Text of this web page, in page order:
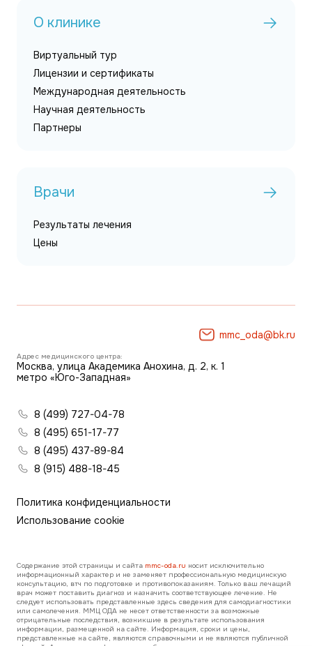
О клинике
Виртуальный тур
Лицензии и сертификаты
Международная деятельность
Научная деятельность
Партнеры
Врачи
Результаты лечения
Цены
Адрес медицинского центра:
Москва, улица Академика Анохина, д. 2, к. 1
метро «Юго-Западная»
8 (499) 727-04-78
8 (495) 651-17-77
8 (495) 437-89-84
8 (915) 488-18-45
Политика конфиденциальности
Использование cookie
mmc_oda@bk.ru
Содержание этой страницы и сайта mmc-oda.ru носит исключительно
информационный характер и не заменяет профессиональную медицинскую
консультацию, втч по подготовке и противопоказаниям. Только ваш лечащий
врач может поставить диагноз и назначить соответствующее лечение. Не
следует использовать представленные здесь сведения для самодиагностики
или самолечения. ММЦ ОДА не несет ответственности за возможные
отрицательные последствия, возникшие в результате использования
информации, размещенной на сайте. Информация, сроки и цены,
представленные на сайте, являются справочными и не являются публичной